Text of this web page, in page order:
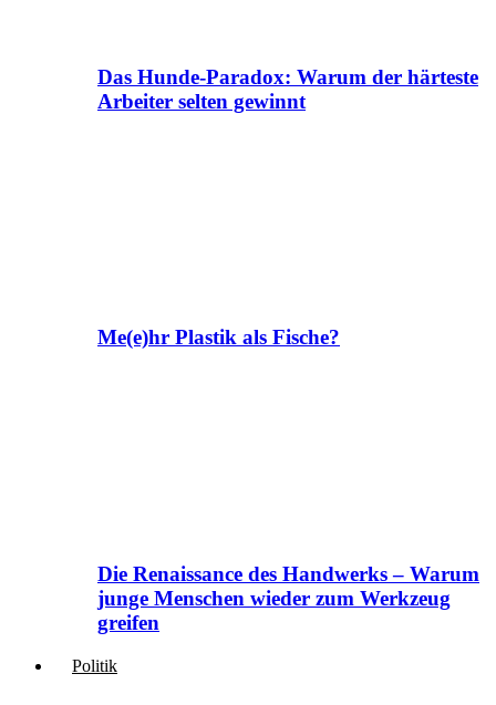
Das Hunde-Paradox: Warum der härteste
Arbeiter selten gewinnt
Me(e)hr Plastik als Fische?
Die Renaissance des Handwerks – Warum
junge Menschen wieder zum Werkzeug
greifen
Politik